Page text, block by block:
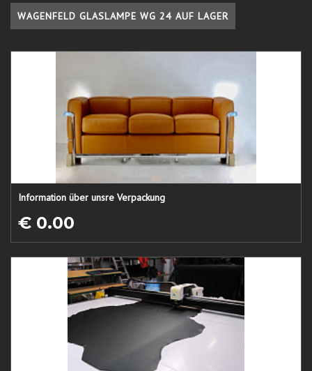
WAGENFELD GLASLAMPE WG 24 AUF LAGER
Information über unsre Verpackung
€ 0.00